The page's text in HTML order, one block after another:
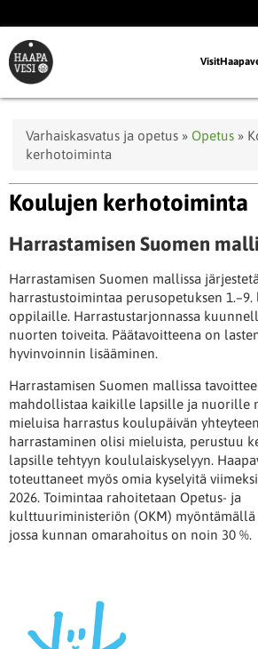
pääsisältöön
Murupolku
Varhaiskasvatus ja opetus Opetus
kerhotoiminta
Koulujen kerhotoiminta
Harrastamisen Suomen malli
Harrastamisen Suomen mallissa
harrastustoimintaa perusopetuksen
oppilaille. Harrastustarjonnassa
nuorten toiveita. Päätavoitteena on
hyvinvoinnin lisääminen.
Harrastamisen Suomen mallissa
mahdollistaa kaikille lapsille ja nuorille
mieluisa harrastus koulupäivän
harrastaminen olisi mieluista, perustuu
lapsille tehtyyn koululaiskyselyyn.
toteuttaneet myös omia kyselyitä
2026. Toimintaa rahoitetaan Opetus- ja
kulttuuriministeriön (OKM) myöntämällä
jossa kunnan omarahoitus on noin 30 %.